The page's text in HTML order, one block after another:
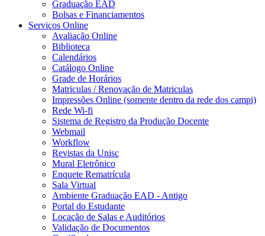
Graduação EAD
Bolsas e Financiamentos
Serviços Online
Avaliação Online
Biblioteca
Calendários
Catálogo Online
Grade de Horários
Matriculas / Renovação de Matriculas
Impressões Online (somente dentro da rede dos campi)
Rede Wi-fi
Sistema de Registro da Produção Docente
Webmail
Workflow
Revistas da Unisc
Mural Eletrônico
Enquete Rematrícula
Sala Virtual
Ambiente Graduação EAD - Antigo
Portal do Estudante
Locação de Salas e Auditórios
Validação de Documentos